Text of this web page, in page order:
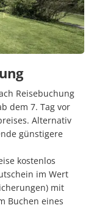
Reisebuchung
dem 7. Tag vor
Alternativ
günstigere
kostenlos
im Wert
mit
Buchen eines